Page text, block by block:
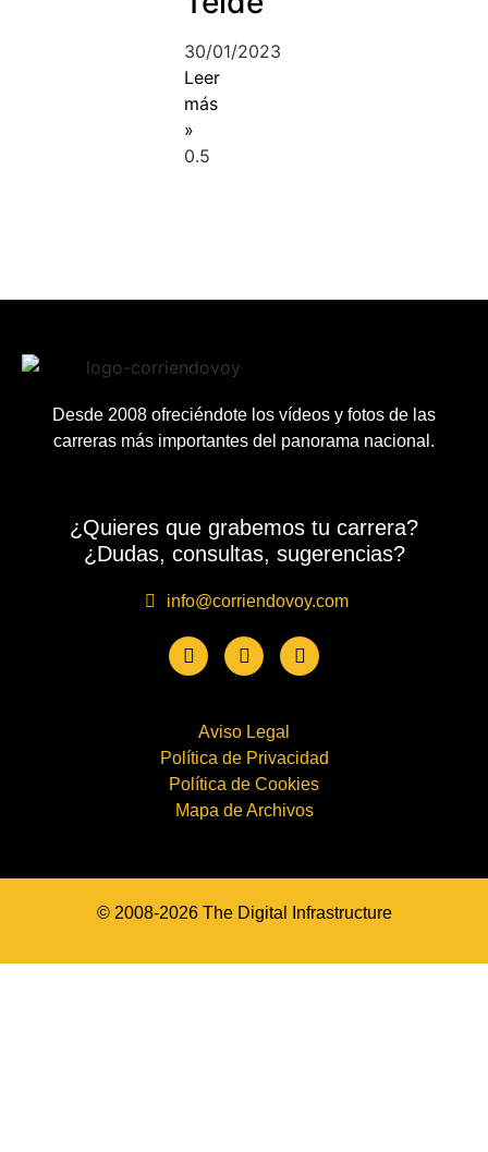
30/01/2023
Leer
más
»
Desde 2008 ofreciéndote los vídeos y fotos de las
carreras más importantes del panorama nacional.
¿Quieres que grabemos tu carrera?
¿Dudas, consultas, sugerencias?
info@corriendovoy.com
Aviso Legal
Política de Privacidad
Política de Cookies
Mapa de Archivos
© 2008-2026 The Digital Infrastructure